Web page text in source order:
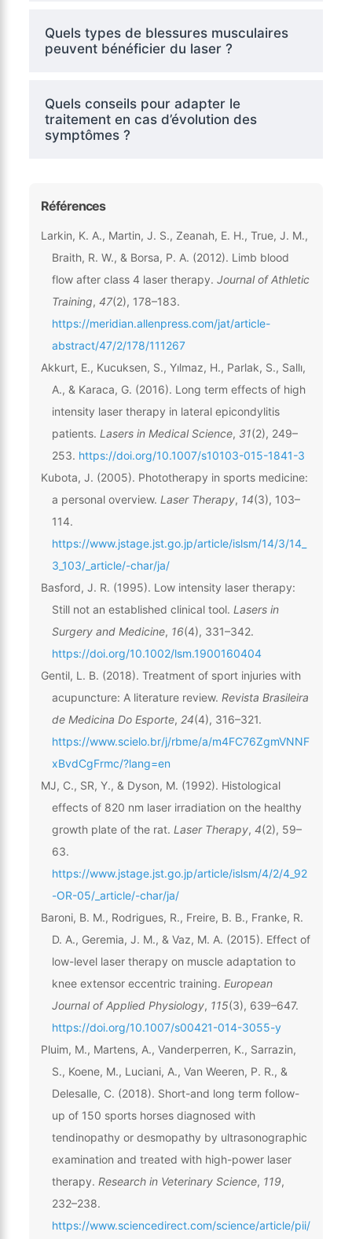
Quels types de blessures musculaires
peuvent bénéficier du laser ?
Quels conseils pour adapter le
traitement en cas d’évolution des
symptômes ?
Références
Larkin, K. A., Martin, J. S., Zeanah, E. H., True, J. M.,
Braith, R. W., & Borsa, P. A. (2012). Limb blood
flow after class 4 laser therapy. Journal of Athletic
Training, 47(2), 178–183.
https://meridian.allenpress.com/jat/article-
abstract/47/2/178/111267
Akkurt, E., Kucuksen, S., Yılmaz, H., Parlak, S., Sallı,
A., & Karaca, G. (2016). Long term effects of high
intensity laser therapy in lateral epicondylitis
patients. Lasers in Medical Science, 31(2), 249–
253. https://doi.org/10.1007/s10103-015-1841-3
Kubota, J. (2005). Phototherapy in sports medicine:
a personal overview. Laser Therapy, 14(3), 103–
114.
https://www.jstage.jst.go.jp/article/islsm/14/3/14_
3_103/_article/-char/ja/
Basford, J. R. (1995). Low intensity laser therapy:
Still not an established clinical tool. Lasers in
Surgery and Medicine, 16(4), 331–342.
https://doi.org/10.1002/lsm.1900160404
Gentil, L. B. (2018). Treatment of sport injuries with
acupuncture: A literature review. Revista Brasileira
de Medicina Do Esporte, 24(4), 316–321.
https://www.scielo.br/j/rbme/a/m4FC76ZgmVNNF
xBvdCgFrmc/?lang=en
MJ, C., SR, Y., & Dyson, M. (1992). Histological
effects of 820 nm laser irradiation on the healthy
growth plate of the rat. Laser Therapy, 4(2), 59–
63.
https://www.jstage.jst.go.jp/article/islsm/4/2/4_92
-OR-05/_article/-char/ja/
Baroni, B. M., Rodrigues, R., Freire, B. B., Franke, R.
D. A., Geremia, J. M., & Vaz, M. A. (2015). Effect of
low-level laser therapy on muscle adaptation to
knee extensor eccentric training. European
Journal of Applied Physiology, 115(3), 639–647.
https://doi.org/10.1007/s00421-014-3055-y
Pluim, M., Martens, A., Vanderperren, K., Sarrazin,
S., Koene, M., Luciani, A., Van Weeren, P. R., &
Delesalle, C. (2018). Short-and long term follow-
up of 150 sports horses diagnosed with
tendinopathy or desmopathy by ultrasonographic
examination and treated with high-power laser
therapy. Research in Veterinary Science, 119,
232–238.
https://www.sciencedirect.com/science/article/pii/